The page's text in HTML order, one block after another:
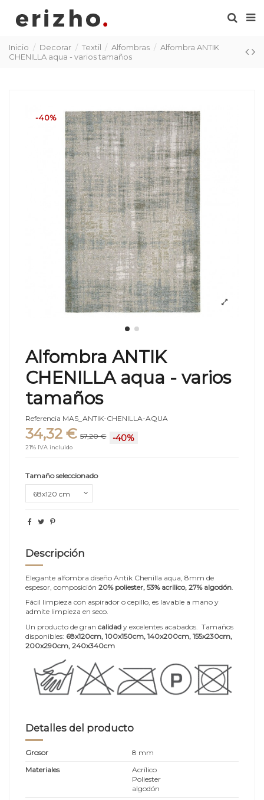
Inicio Decorar Textil Alfombras
Alfombra ANTIK
CHENILLA aqua - varios tamaños
-40%
Alfombra ANTIK
CHENILLA aqua - varios
tamaños
Referencia MAS_ANTIK-CHENILLA-AQUA
34,32 € 57,20 € -40%
21% IVA incluido
Tamaño seleccionado
Descripción
Elegante alfombra diseño Antik Chenilla aqua, 8mm de
espesor, composición 20% poliester, 53% acrilico, 27% algodón
Fácil limpieza con aspirador o cepillo, es lavable a mano y
admite limpieza en seco.
Un producto de gran calidad y excelentes acabados. Tamaños
disponibles: 68x120cm, 100x150cm, 140x200cm, 155x230cm,
200x290cm, 240x340cm
Detalles del producto
Grosor
8 mm
Materiales
Acrílico
Poliester
algodón